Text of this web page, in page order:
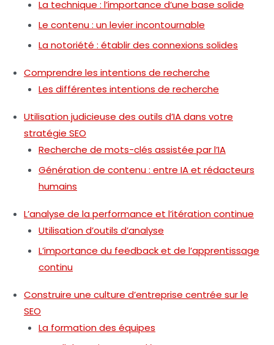
La technique : l’importance d’une base solide
Le contenu : un levier incontournable
La notoriété : établir des connexions solides
Comprendre les intentions de recherche
Les différentes intentions de recherche
Utilisation judicieuse des outils d’IA dans votre
stratégie SEO
Recherche de mots-clés assistée par l’IA
Génération de contenu : entre IA et rédacteurs
humains
L’analyse de la performance et l’itération continue
Utilisation d’outils d’analyse
L’importance du feedback et de l’apprentissage
continu
Construire une culture d’entreprise centrée sur le
SEO
La formation des équipes